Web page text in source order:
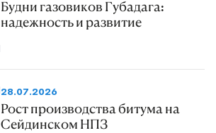
Будни газовиков Губадага:
надежность и развитие
28.07.2026
Рост производства битума на
Сейдинском НПЗ